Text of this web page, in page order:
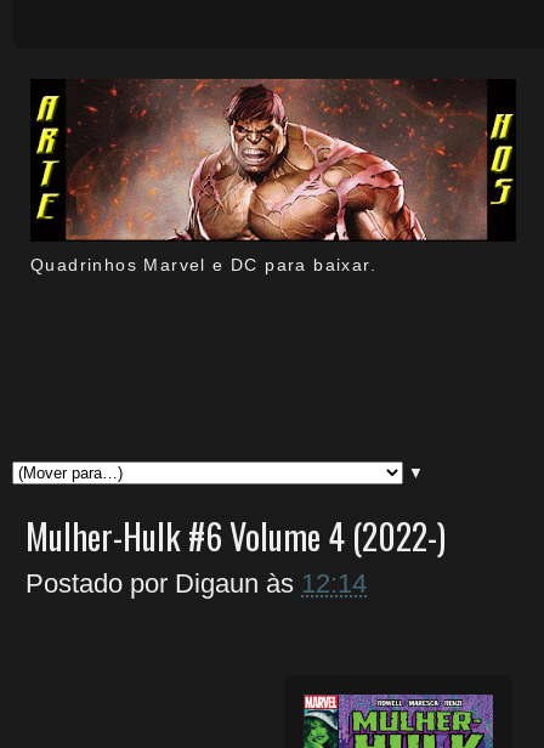
Quadrinhos Marvel e DC para baixar.
▼
Mulher-Hulk #6 Volume 4 (2022-)
Postado por Digaun às 12:14